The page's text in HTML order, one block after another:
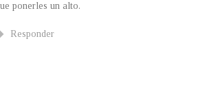
ponerles un alto.
Responder